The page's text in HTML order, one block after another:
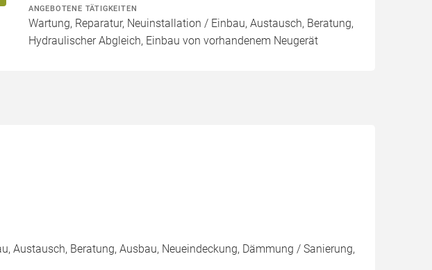
ANGEBOTENE TÄTIGKEITEN
Wartung, Reparatur, Neuinstallation / Einbau, Austausch, Beratung,
Hydraulischer Abgleich, Einbau von vorhandenem Neugerät
Austausch, Beratung, Ausbau, Neueindeckung, Dämmung / Sanierung,